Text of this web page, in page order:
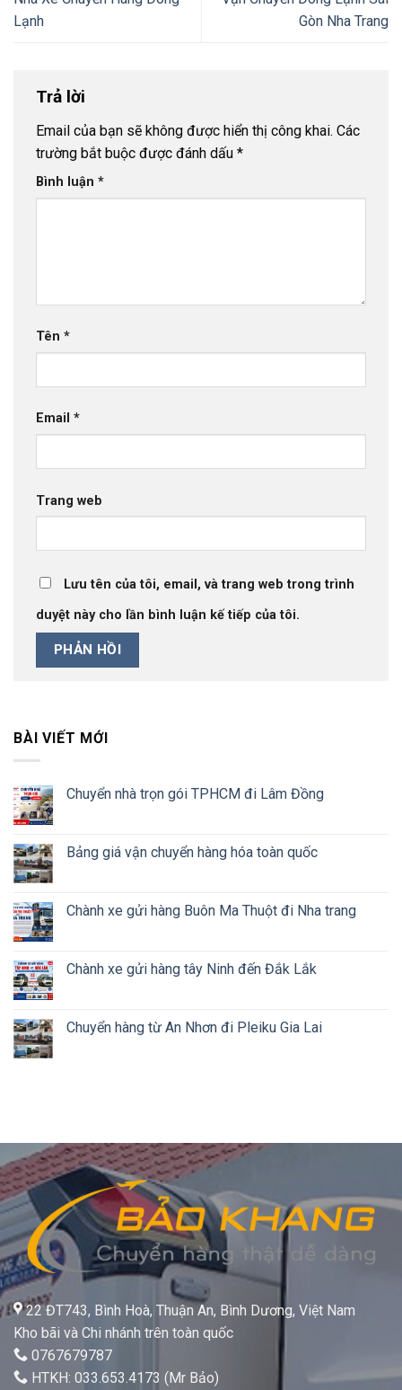
Lạnh
Gòn Nha Trang
Trả lời
Email của bạn sẽ không được hiển thị công khai. Các
trường bắt buộc được đánh dấu *
Bình luận *
Tên *
Email *
Trang web
Lưu tên của tôi, email, và trang web trong trình
duyệt này cho lần bình luận kế tiếp của tôi.
BÀI VIẾT MỚI
Chuyển nhà trọn gói TPHCM đi Lâm Đồng
Bảng giá vận chuyển hàng hóa toàn quốc
Chành xe gửi hàng Buôn Ma Thuột đi Nha trang
Chành xe gửi hàng tây Ninh đến Đắk Lắk
Chuyển hàng từ An Nhơn đi Pleiku Gia Lai
22 ĐT743, Bình Hoà, Thuận An, Bình Dương, Việt Nam
Kho bãi và Chi nhánh trên toàn quốc
0767679787
HTKH: 033.653.4173 (Mr Bảo)